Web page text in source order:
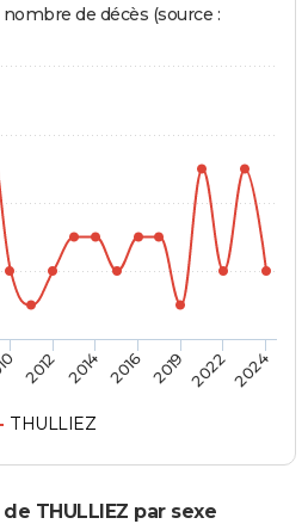
de décès (source :
THULLIEZ
2012 2014 2016 2019 20222024
THULLIEZ par sexe